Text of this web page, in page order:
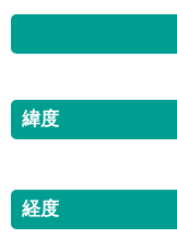
緯度
経度